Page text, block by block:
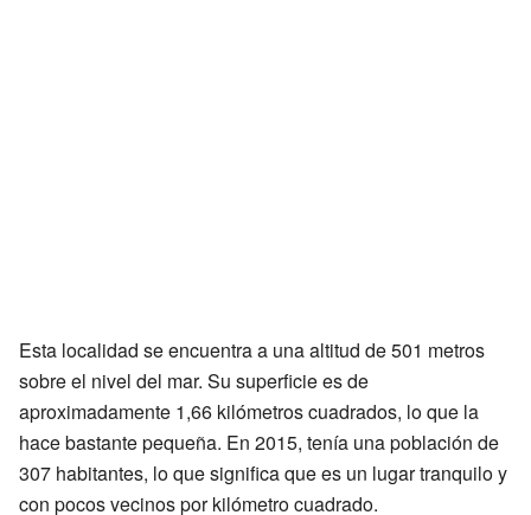
Esta localidad se encuentra a una altitud de 501 metros
sobre el nivel del mar. Su superficie es de
aproximadamente 1,66 kilómetros cuadrados, lo que la
hace bastante pequeña. En 2015, tenía una población de
307 habitantes, lo que significa que es un lugar tranquilo y
con pocos vecinos por kilómetro cuadrado.